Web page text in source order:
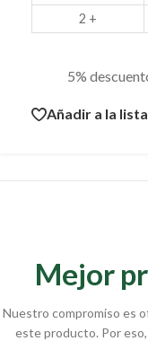
2 +
5%
Añadir a la
Mejor
Nuestro compromiso es
este producto. Por